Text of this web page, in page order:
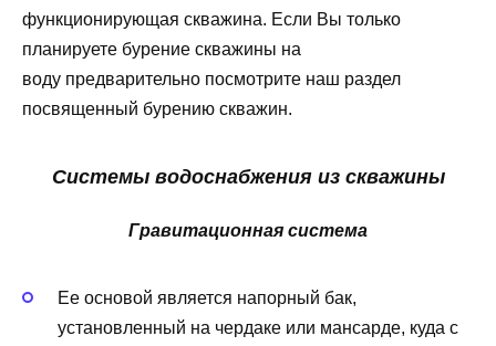
функционирующая скважина. Если Вы только
планируете бурение скважины на
воду предварительно посмотрите наш раздел
посвященный бурению скважин.
Системы водоснабженияиз скважины
Гравитационная система
Ее основой является напорный бак,
установленный на чердаке или мансарде, куда с